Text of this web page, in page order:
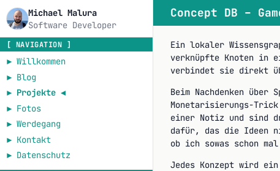
Michael Malura
Software Developer
[ NAVIGATION ]
► Willkommen
► Blog
► Projekte◄
► Fotos
► Werdegang
► Kontakt
► Datenschutz
Concept DB –
Ein lokaler
verknüpfte Knoten in
verbindet sie direkt
Beim Nachdenken
Monetarisierungs-
einer Notiz und sind
dafür, das die Ideen
ob ich sowas schon
Jedes Konzept wird ein